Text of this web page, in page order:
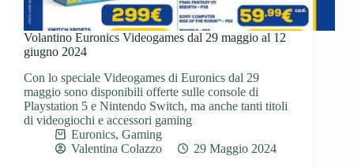
Volantino Euronics Videogames dal 29 maggio al 12
giugno 2024
Con lo speciale Videogames di Euronics dal 29
maggio sono disponibili offerte sulle console di
Playstation 5 e Nintendo Switch, ma anche tanti titoli
di videogiochi e accessori gaming
Euronics, Gaming
Valentina Colazzo
29 Maggio 2024